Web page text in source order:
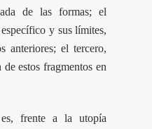
de las formas; el
y sus límites,
anteriores; el tercero,
estos fragmentos en
frente a la utopía